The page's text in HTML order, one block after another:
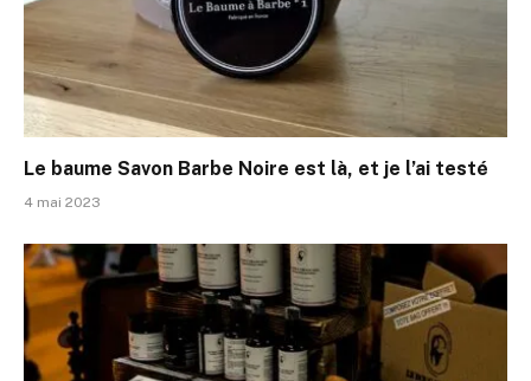
Le baume Savon Barbe Noire est là, et je l’ai testé
4 mai 2023